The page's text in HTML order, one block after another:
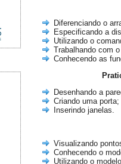
Diferenciando o
Especificando a
Utilizando o
Trabalhando com
Conhecendo as
Desenhando a
Criando uma porta;
Inserindo janelas.
Visualizando
Conhecendo o
Utilizando o